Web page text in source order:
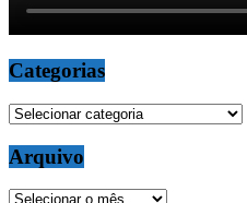
Categorias
Categorias
Arquivo
Arquivo